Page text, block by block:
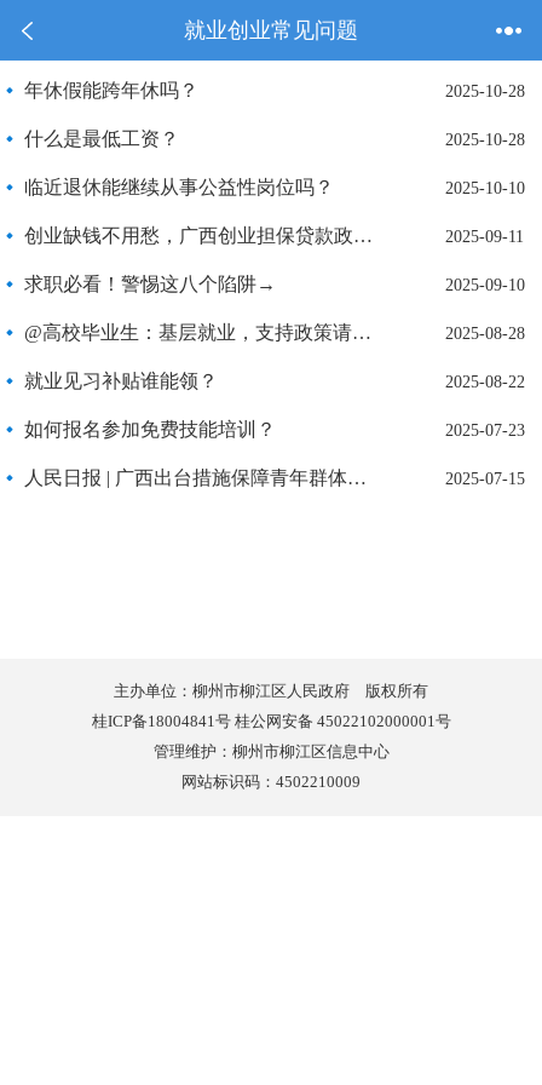
就业创业常见问题
2025-10-28
年休假能跨年休吗？
2025-10-28
什么是最低工资？
2025-10-10
临近退休能继续从事公益性岗位吗？
2025-09-11
创业缺钱不用愁，广西创业担保贷款政策来帮你！
2025-09-10
求职必看！警惕这八个陷阱→
2025-08-28
@高校毕业生：基层就业，支持政策请查收→
2025-08-22
就业见习补贴谁能领？
2025-07-23
如何报名参加免费技能培训？
2025-07-15
人民日报 | 广西出台措施保障青年群体就业创业
主办单位：柳州市柳江区人民政府 版权所有
桂ICP备18004841号 桂公网安备 45022102000001号
管理维护：柳州市柳江区信息中心
网站标识码：4502210009